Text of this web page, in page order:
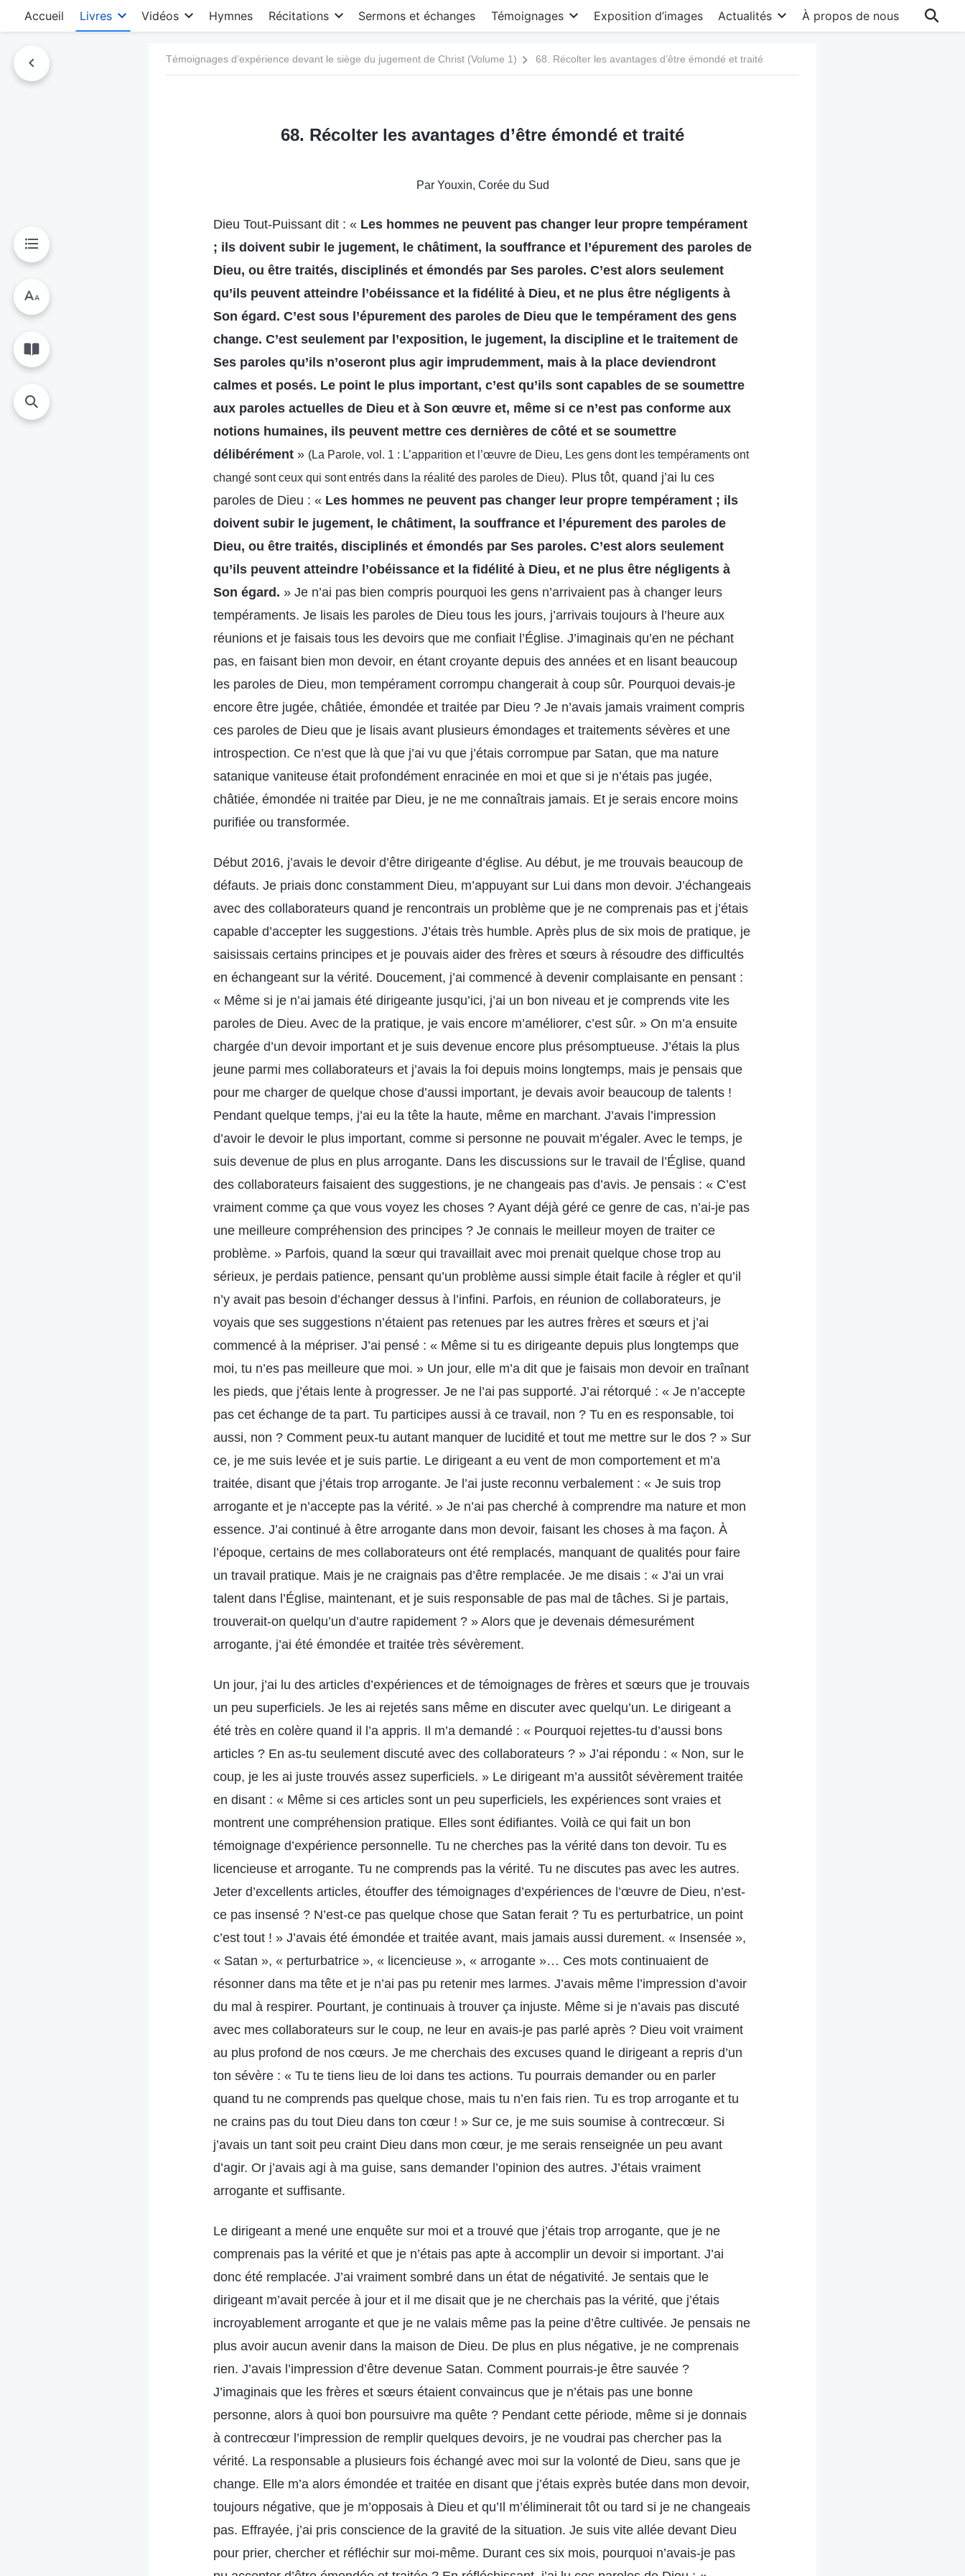
Accueil Livres Vidéos Hymnes Récitations Sermons et échanges Témoignages Exposition d’images Actualités À propos de nous
Témoignages d’expérience devant le siège du jugement de Christ (Volume 1) 68. Récolter les avantages d’être émondé et traité
68. Récolter les avantages d’être émondé et traité
Par Youxin, Corée du Sud
Dieu Tout-Puissant dit : « Les hommes ne peuvent pas changer leur propre tempérament
; ils doivent subir le jugement, le châtiment, la souffrance et l’épurement des paroles de
Dieu, ou être traités, disciplinés et émondés par Ses paroles. C’est alors seulement
qu’ils peuvent atteindre l’obéissance et la fidélité à Dieu, et ne plus être négligents à
Son égard. C’est sous l’épurement des paroles de Dieu que le tempérament des gens
change. C’est seulement par l’exposition, le jugement, la discipline et le traitement de
Ses paroles qu’ils n’oseront plus agir imprudemment, mais à la place deviendront
calmes et posés. Le point le plus important, c’est qu’ils sont capables de se soumettre
aux paroles actuelles de Dieu et à Son œuvre et, même si ce n’est pas conforme aux
notions humaines, ils peuvent mettre ces dernières de côté et se soumettre
délibérément » (La Parole, vol. 1 : L’apparition et l’œuvre de Dieu, Les gens dont les tempéraments ont
changé sont ceux qui sont entrés dans la réalité des paroles de Dieu). Plus tôt, quand j’ai lu ces
paroles de Dieu : « Les hommes ne peuvent pas changer leur propre tempérament ; ils
doivent subir le jugement, le châtiment, la souffrance et l’épurement des paroles de
Dieu, ou être traités, disciplinés et émondés par Ses paroles. C’est alors seulement
qu’ils peuvent atteindre l’obéissance et la fidélité à Dieu, et ne plus être négligents à
Son égard. » Je n’ai pas bien compris pourquoi les gens n’arrivaient pas à changer leurs
tempéraments. Je lisais les paroles de Dieu tous les jours, j’arrivais toujours à l’heure aux
réunions et je faisais tous les devoirs que me confiait l’Église. J’imaginais qu’en ne péchant
pas, en faisant bien mon devoir, en étant croyante depuis des années et en lisant beaucoup
les paroles de Dieu, mon tempérament corrompu changerait à coup sûr. Pourquoi devais-je
encore être jugée, châtiée, émondée et traitée par Dieu ? Je n’avais jamais vraiment compris
ces paroles de Dieu que je lisais avant plusieurs émondages et traitements sévères et une
introspection. Ce n’est que là que j’ai vu que j’étais corrompue par Satan, que ma nature
satanique vaniteuse était profondément enracinée en moi et que si je n’étais pas jugée,
châtiée, émondée ni traitée par Dieu, je ne me connaîtrais jamais. Et je serais encore moins
purifiée ou transformée.
Début 2016, j’avais le devoir d’être dirigeante d’église. Au début, je me trouvais beaucoup de
défauts. Je priais donc constamment Dieu, m’appuyant sur Lui dans mon devoir. J’échangeais
avec des collaborateurs quand je rencontrais un problème que je ne comprenais pas et j’étais
capable d’accepter les suggestions. J’étais très humble. Après plus de six mois de pratique, je
saisissais certains principes et je pouvais aider des frères et sœurs à résoudre des difficultés
en échangeant sur la vérité. Doucement, j’ai commencé à devenir complaisante en pensant :
« Même si je n’ai jamais été dirigeante jusqu’ici, j’ai un bon niveau et je comprends vite les
paroles de Dieu. Avec de la pratique, je vais encore m’améliorer, c’est sûr. » On m’a ensuite
chargée d’un devoir important et je suis devenue encore plus présomptueuse. J’étais la plus
jeune parmi mes collaborateurs et j’avais la foi depuis moins longtemps, mais je pensais que
pour me charger de quelque chose d’aussi important, je devais avoir beaucoup de talents !
Pendant quelque temps, j’ai eu la tête la haute, même en marchant. J’avais l’impression
d’avoir le devoir le plus important, comme si personne ne pouvait m’égaler. Avec le temps, je
suis devenue de plus en plus arrogante. Dans les discussions sur le travail de l’Église, quand
des collaborateurs faisaient des suggestions, je ne changeais pas d’avis. Je pensais : « C’est
vraiment comme ça que vous voyez les choses ? Ayant déjà géré ce genre de cas, n’ai-je pas
une meilleure compréhension des principes ? Je connais le meilleur moyen de traiter ce
problème. » Parfois, quand la sœur qui travaillait avec moi prenait quelque chose trop au
sérieux, je perdais patience, pensant qu’un problème aussi simple était facile à régler et qu’il
n’y avait pas besoin d’échanger dessus à l’infini. Parfois, en réunion de collaborateurs, je
voyais que ses suggestions n’étaient pas retenues par les autres frères et sœurs et j’ai
commencé à la mépriser. J’ai pensé : « Même si tu es dirigeante depuis plus longtemps que
moi, tu n’es pas meilleure que moi. » Un jour, elle m’a dit que je faisais mon devoir en traînant
les pieds, que j’étais lente à progresser. Je ne l’ai pas supporté. J’ai rétorqué : « Je n’accepte
pas cet échange de ta part. Tu participes aussi à ce travail, non ? Tu en es responsable, toi
aussi, non ? Comment peux-tu autant manquer de lucidité et tout me mettre sur le dos ? » Sur
ce, je me suis levée et je suis partie. Le dirigeant a eu vent de mon comportement et m’a
traitée, disant que j’étais trop arrogante. Je l’ai juste reconnu verbalement : « Je suis trop
arrogante et je n’accepte pas la vérité. » Je n’ai pas cherché à comprendre ma nature et mon
essence. J’ai continué à être arrogante dans mon devoir, faisant les choses à ma façon. À
l’époque, certains de mes collaborateurs ont été remplacés, manquant de qualités pour faire
un travail pratique. Mais je ne craignais pas d’être remplacée. Je me disais : « J’ai un vrai
talent dans l’Église, maintenant, et je suis responsable de pas mal de tâches. Si je partais,
trouverait-on quelqu’un d’autre rapidement ? » Alors que je devenais démesurément
arrogante, j’ai été émondée et traitée très sévèrement.
Un jour, j’ai lu des articles d’expériences et de témoignages de frères et sœurs que je trouvais
un peu superficiels. Je les ai rejetés sans même en discuter avec quelqu’un. Le dirigeant a
été très en colère quand il l’a appris. Il m’a demandé : « Pourquoi rejettes-tu d’aussi bons
articles ? En as-tu seulement discuté avec des collaborateurs ? » J’ai répondu : « Non, sur le
coup, je les ai juste trouvés assez superficiels. » Le dirigeant m’a aussitôt sévèrement traitée
en disant : « Même si ces articles sont un peu superficiels, les expériences sont vraies et
montrent une compréhension pratique. Elles sont édifiantes. Voilà ce qui fait un bon
témoignage d’expérience personnelle. Tu ne cherches pas la vérité dans ton devoir. Tu es
licencieuse et arrogante. Tu ne comprends pas la vérité. Tu ne discutes pas avec les autres.
Jeter d’excellents articles, étouffer des témoignages d’expériences de l’œuvre de Dieu, n’est-
ce pas insensé ? N’est-ce pas quelque chose que Satan ferait ? Tu es perturbatrice, un point
c’est tout ! » J’avais été émondée et traitée avant, mais jamais aussi durement. « Insensée »,
« Satan », « perturbatrice », « licencieuse », « arrogante »… Ces mots continuaient de
résonner dans ma tête et je n’ai pas pu retenir mes larmes. J’avais même l’impression d’avoir
du mal à respirer. Pourtant, je continuais à trouver ça injuste. Même si je n’avais pas discuté
avec mes collaborateurs sur le coup, ne leur en avais-je pas parlé après ? Dieu voit vraiment
au plus profond de nos cœurs. Je me cherchais des excuses quand le dirigeant a repris d’un
ton sévère : « Tu te tiens lieu de loi dans tes actions. Tu pourrais demander ou en parler
quand tu ne comprends pas quelque chose, mais tu n’en fais rien. Tu es trop arrogante et tu
ne crains pas du tout Dieu dans ton cœur ! » Sur ce, je me suis soumise à contrecœur. Si
j’avais un tant soit peu craint Dieu dans mon cœur, je me serais renseignée un peu avant
d’agir. Or j’avais agi à ma guise, sans demander l’opinion des autres. J’étais vraiment
arrogante et suffisante.
Le dirigeant a mené une enquête sur moi et a trouvé que j’étais trop arrogante, que je ne
comprenais pas la vérité et que je n’étais pas apte à accomplir un devoir si important. J’ai
donc été remplacée. J’ai vraiment sombré dans un état de négativité. Je sentais que le
dirigeant m’avait percée à jour et il me disait que je ne cherchais pas la vérité, que j’étais
incroyablement arrogante et que je ne valais même pas la peine d’être cultivée. Je pensais ne
plus avoir aucun avenir dans la maison de Dieu. De plus en plus négative, je ne comprenais
rien. J’avais l’impression d’être devenue Satan. Comment pourrais-je être sauvée ?
J’imaginais que les frères et sœurs étaient convaincus que je n’étais pas une bonne
personne, alors à quoi bon poursuivre ma quête ? Pendant cette période, même si je donnais
à contrecœur l’impression de remplir quelques devoirs, je ne voudrai pas chercher pas la
vérité. La responsable a plusieurs fois échangé avec moi sur la volonté de Dieu, sans que je
change. Elle m’a alors émondée et traitée en disant que j’étais exprès butée dans mon devoir,
toujours négative, que je m’opposais à Dieu et qu’Il m’éliminerait tôt ou tard si je ne changeais
pas. Effrayée, j’ai pris conscience de la gravité de la situation. Je suis vite allée devant Dieu
pour prier, chercher et réfléchir sur moi-même. Durant ces six mois, pourquoi n’avais-je pas